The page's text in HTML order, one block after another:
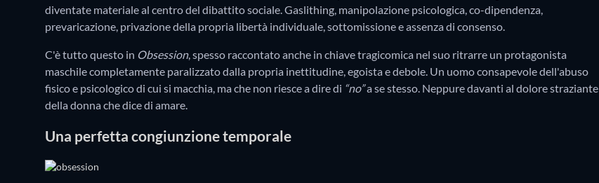
diventate materiale al centro del dibattito sociale. Gaslithing, manipolazione psicologica, co-dipendenza,
prevaricazione, privazione della propria libertà individuale, sottomissione e assenza di consenso.
C'è tutto questo in Obsession, spesso raccontato anche in chiave tragicomica nel suo ritrarre un protagonista
maschile completamente paralizzato dalla propria inettitudine, egoista e debole. Un uomo consapevole dell'abuso
fisico e psicologico di cui si macchia, ma che non riesce a dire di “no”a se stesso. Neppure davanti al dolore straziante
della donna che dice di amare.
Una perfetta congiunzione temporale